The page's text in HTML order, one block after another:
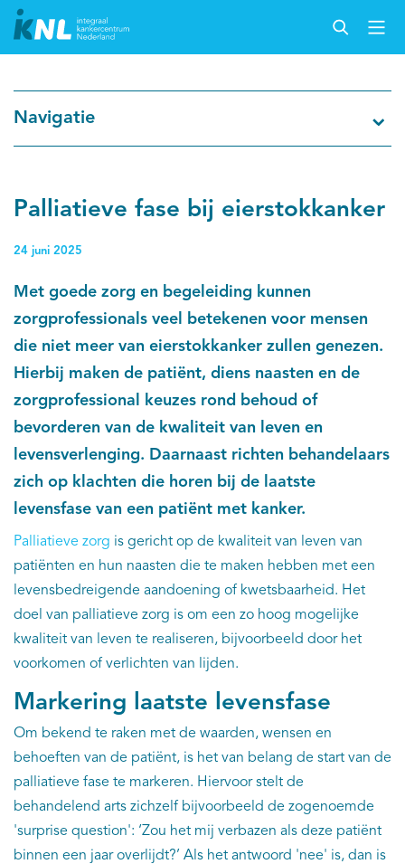
Cijfers over kanker
Over IKNL
Kanker & leven
Palliatieve zorg
Kankeratlas
Dure geneesmiddelen
Itemsets
Nieuws
Trials
Webshop
EN
Navigatie
Palliatieve fase bij eierstokkanker
24 juni 2025
Met goede zorg en begeleiding kunnen
zorgprofessionals veel betekenen voor mensen
die niet meer van eierstokkanker zullen genezen.
Hierbij maken de patiënt, diens naasten en de
zorgprofessional keuzes rond behoud of
bevorderen van de kwaliteit van leven en
levensverlenging. Daarnaast richten behandelaars
zich op klachten die horen bij de laatste
levensfase van een patiënt met kanker.
Palliatieve zorg is gericht op de kwaliteit van leven van
patiënten en hun naasten die te maken hebben met een
levensbedreigende aandoening of kwetsbaarheid. Het
doel van palliatieve zorg is om een zo hoog mogelijke
kwaliteit van leven te realiseren, bijvoorbeeld door het
voorkomen of verlichten van lijden.
Markering laatste levensfase
Om bekend te raken met de waarden, wensen en
behoeften van de patiënt, is het van belang de start van de
palliatieve fase te markeren. Hiervoor stelt de
behandelend arts zichzelf bijvoorbeeld de zogenoemde
'surprise question': ‘Zou het mij verbazen als deze patiënt
binnen een jaar overlijdt?’ Als het antwoord 'nee' is, dan is